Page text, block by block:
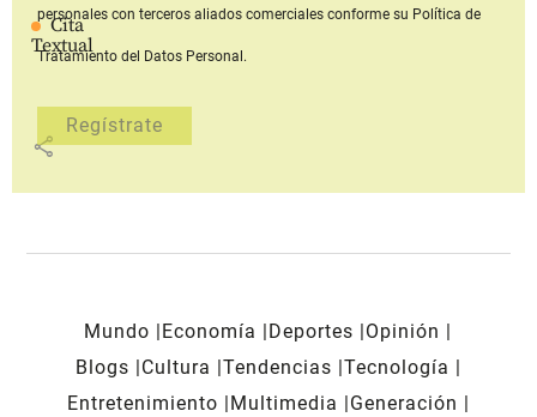
Cita
Textual
share
personales con terceros aliados comerciales conforme su Política de
Tratamiento del Datos Personal.
Mundo Economía Deportes
Opinión
Blogs
Cultura Tendencias Tecnología
Entretenimiento
Multimedia
Generación